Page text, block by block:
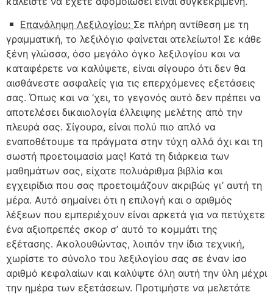
Επανάληψη Λεξιλογίου: Σε πλήρη αντίθεση με τη
γραμματική, το λεξιλόγιο φαίνεται ατελείωτο! Σε κάθε
ξένη γλώσσα, όσο μεγάλο όγκο λεξιλογίου και να
καταφέρετε να καλύψετε, είναι σίγουρο ότι δεν θα
αισθάνεστε ασφαλείς για τις επερχόμενες εξετάσεις
σας. Όπως και να ‘χει, το γεγονός αυτό δεν πρέπει να
αποτελέσει δικαιολογία έλλειψης μελέτης από την
πλευρά σας. Σίγουρα, είναι πολύ πιο απλό να
εναποθέτουμε τα πράγματα στην τύχη αλλά όχι και τη
σωστή προετοιμασία μας! Κατά τη διάρκεια των
μαθημάτων σας, είχατε πολυάριθμα βιβλία και
εγχειρίδια που σας προετοιμάζουν ακριβώς γι’ αυτή τη
μέρα. Αυτό σημαίνει ότι η επιλογή και ο αριθμός
λέξεων που εμπεριέχουν είναι αρκετά για να πετύχετε
ένα αξιοπρεπές σκορ σ’ αυτό το κομμάτι της
εξέτασης. Ακολουθώντας, λοιπόν την ίδια τεχνική,
χωρίστε το σύνολο του λεξιλογίου σας σε έναν ίσο
αριθμό κεφαλαίων και καλύψτε όλη αυτή την ύλη μέχρι
την ημέρα των εξετάσεων. Προτιμήστε να μελετάτε